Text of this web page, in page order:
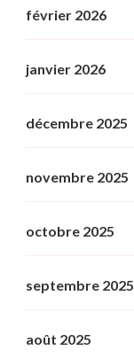
février 2026
janvier 2026
décembre 2025
novembre 2025
octobre 2025
septembre 2025
août 2025